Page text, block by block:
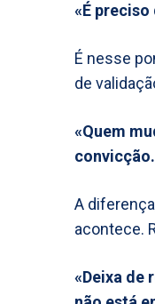
«É
É nesse
de
«Quem
A
acontece.
«Deixa de